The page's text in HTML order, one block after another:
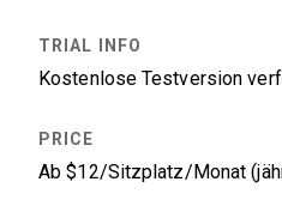
Kostenlose Testversion
Ab $12/Sitzplatz/Monat